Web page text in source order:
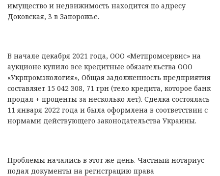
имущество и недвижимость находится по адресу
Доковская, 3 в Запорожье.
В начале декабря 2021 года, ООО «Метпромсервис» на
аукционе купило все кредитные обязательства ООО
«Укрпромэкология», Общая задолженность предприятия
составляет 15 042 308, 71 грн (тело кредита, которое банк
продал + проценты за несколько лет). Сделка состоялась
11 января 2022 года и была оформлена в соответствии с
нормами действующего законодательства Украины.
Проблемы начались в этот же день. Частный нотариус
подал документы на регистрацию права